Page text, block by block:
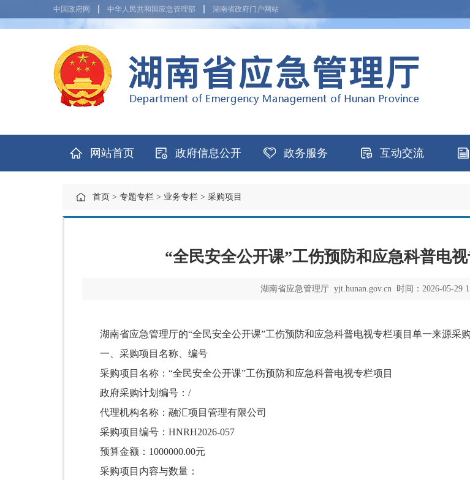
中国政府网 中华人民共和国应急管理部 湖南省政府门户网站
网站首页 政府信息公开 政务服务 互动交流
首页 > 专题专栏 > 业务专栏 > 采购项目
“全民安全公开课”工伤预防和应急科普电
湖南省应急管理厅 yjt.hunan.gov.cn 时间：2026-05-29
湖南省应急管理厅的“全民安全公开课”工伤预防和应急科普电视专栏项目单一来源采
一、采购项目名称、编号
采购项目名称：“全民安全公开课”工伤预防和应急科普电视专栏项目
政府采购计划编号：/
代理机构名称：融汇项目管理有限公司
采购项目编号：HNRH2026-057
预算金额： 1000000.00元
采购项目内容与数量：